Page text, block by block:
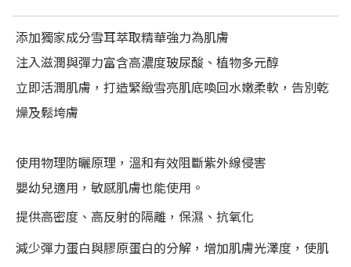
添加獨家成分雪耳萃取精華強力為肌膚
注入滋潤與彈力富含高濃度玻尿酸、植物多元醇
立即活潤肌膚，打造緊緻雪亮肌底喚回水嫩柔軟，告別乾
燥及鬆垮膚
使用物理防曬原理，溫和有效阻斷紫外線侵害
嬰幼兒適用，敏感肌膚也能使用。
提供高密度、高反射的隔離，保濕、抗氧化
減少彈力蛋白與膠原蛋白的分解，增加肌膚光澤度，使肌